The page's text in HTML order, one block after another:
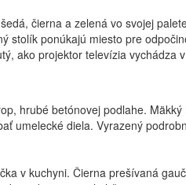
čierna a zelená vo svojej
stolík ponúkajú miesto pre
ako projektor televízia vychádza
hrubé betónovej podlahe. Mäkký
umelecké diela. Vyrazený
v kuchyni. Čierna prešívaná